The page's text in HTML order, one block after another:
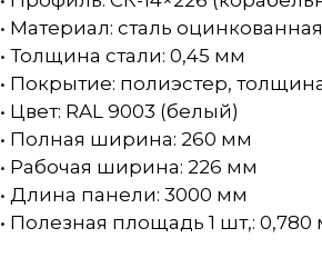
• Материал: сталь оцинкованная
• Толщина стали: 0,45 мм
• Покрытие: полиэстер,
• Цвет: RAL 9003 (белый)
• Полная ширина: 260 мм
• Рабочая ширина: 226 мм
• Длина панели: 3000 мм
• Полезная площадь 1 шт,: 0,780